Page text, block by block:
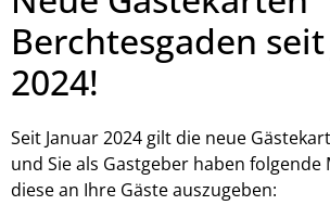
Berchtesgaden
2024!
Seit Januar 2024 gilt die neue
und Sie als Gastgeber haben folgende
diese an Ihre Gäste auszugeben: